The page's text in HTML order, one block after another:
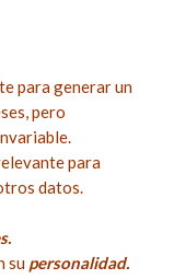
para generar un
pero
para
datos.
su personalidad.